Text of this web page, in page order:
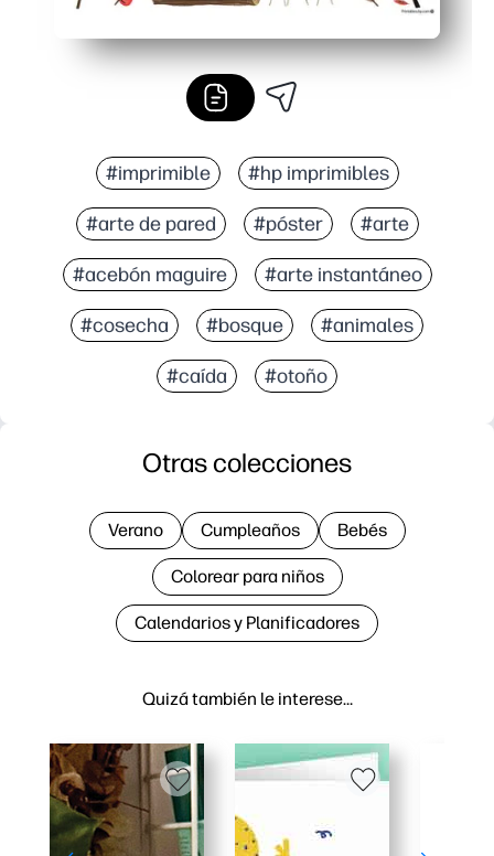
#imprimible #hp imprimibles
#arte de pared #póster #arte
#acebón maguire #arte instantáneo
#cosecha #bosque #animales
#caída #otoño
Quizá también le interese…
Otras colecciones
Verano Cumpleaños Bebés
Colorear para niños
Calendarios y Planificadores